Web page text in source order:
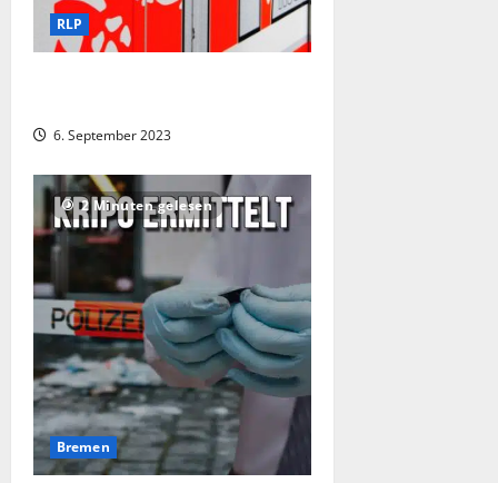
RLP
6. September 2023
2 Minuten gelesen
Bremen